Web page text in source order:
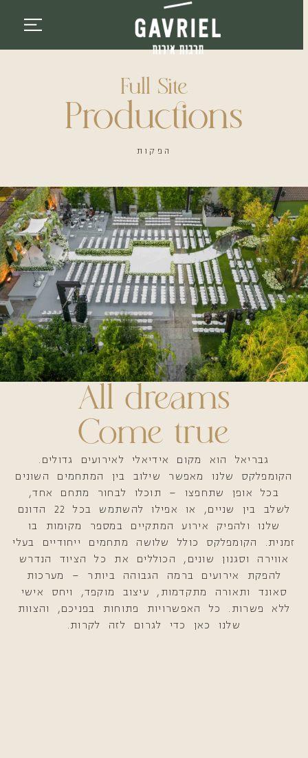
Full Site
Productions
הפקות
All dreams
Come true
גבריאל הוא מקום אידיאלי לאירועים גדולים.
הקומפלקס שלנו מאפשר שילוב בין המתחמים השונים
בכל אופן שתחפצו – תוכלו לבחור מתחם אחד,
לשלב בין שניים, או אפילו להשתמש בכל 22 הדונם
שלנו ולהפיק אירוע המתקיים במספר מקומות בו
זמנית. הקומפלקס כולל שלושה מתחמים ייחודיים בעלי
אווירה וסגנון שונים, הכוללים את כל הציוד הנדרש
להפקת אירועים ברמה הגבוהה ביותר – מערכות
סאונד ותאורה מתקדמות, עיצוב מוקפד, ויחס אישי
ללא פשרות. כל האפשרויות פתוחות בפניכם, והצוות
שלנו כאן כדי לגרום לזה לקרות.